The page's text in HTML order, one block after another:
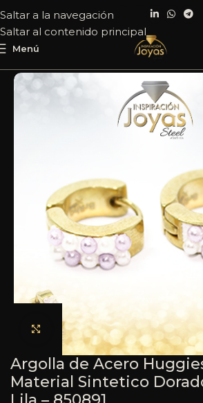
Saltar a la navegación
Saltar al contenido principal
Menú
Haga clic para ampliar
Argolla de Acero
Material Sintetico